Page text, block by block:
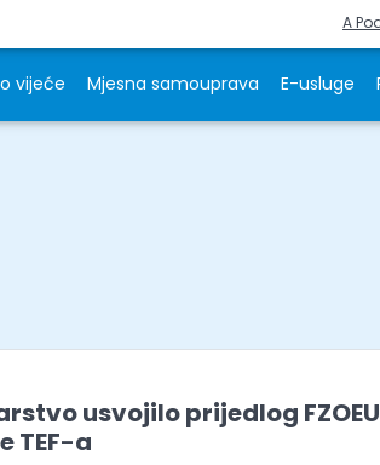
A
vijeće Mjesna samouprava E-usluge
usvojilo prijedlog
TEF-a